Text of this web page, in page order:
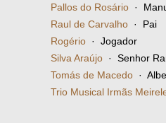
Pallos do Rosário ·
Raul de Carvalho · Pai
Rogério · Jogador
Silva Araújo · Senhor
Tomás de Macedo ·
Trio Musical Irmãs